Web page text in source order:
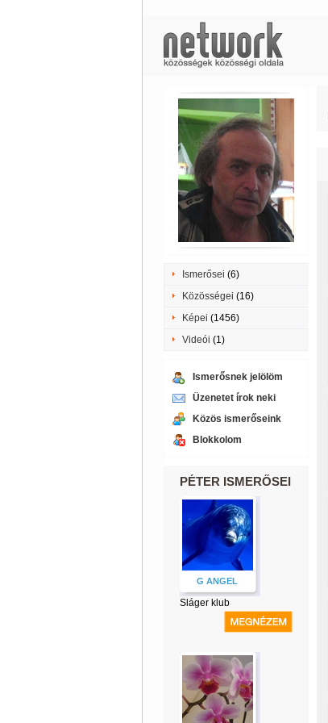
Ismerősei (6)
Közösségei (16)
Képei (1456)
Videói (1)
Ismerősnek jelölöm
Üzenetet írok neki
Közös ismerőseink
Blokkolom
PÉTER ISMERŐSEI
G ANGEL
Sláger klub